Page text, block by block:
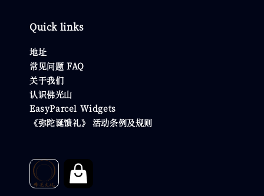
Quick links
地址
常见问题 FAQ
关于我们
认识佛光山
EasyParcel Widgets
《弥陀诞馈礼》 活动条例及规则